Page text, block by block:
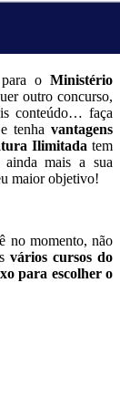
o Ministério
outro concurso,
conteúdo… faça
tenha vantagens
Ilimitadatem
mais a sua
maior objetivo!
no momento, não
vários cursos do
para escolher o